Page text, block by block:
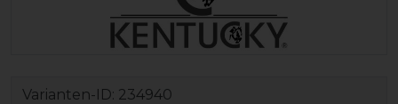
Varianten-ID: 234940